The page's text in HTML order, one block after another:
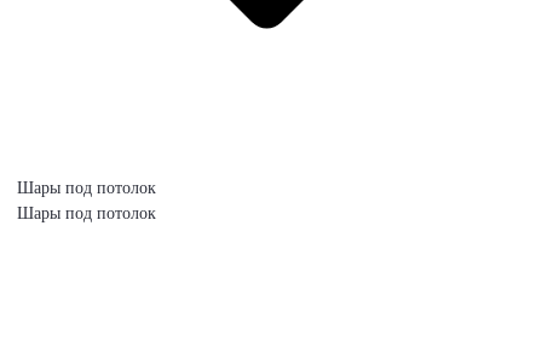
Шары под потолок
Шары под потолок